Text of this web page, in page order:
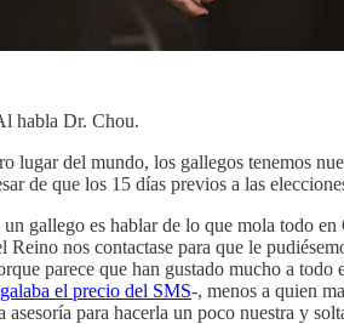
habla Dr. Chou.
lugar del mundo, los gallegos tenemos
de que los 15 días previos a las
gallego es hablar de lo que mola todo
nos contactase para que le
parece que han gustado mucho a
el precio del SMS-, menos a quien
asesoría para hacerla un poco nuestra y